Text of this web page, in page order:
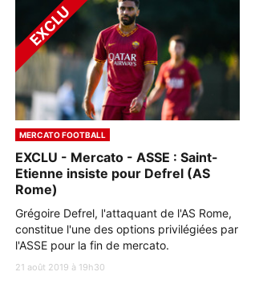
MERCATO FOOTBALL
EXCLU - Mercato - ASSE : Saint-
Etienne insiste pour Defrel (AS
Rome)
Grégoire Defrel, l'attaquant de l'AS Rome,
constitue l'une des options privilégiées par
l'ASSE pour la fin de mercato.
21 août 2019 à 19h30